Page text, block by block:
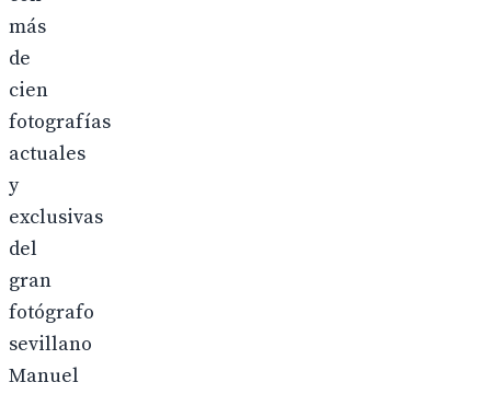
más
de
cien
fotografías
actuales
y
exclusivas
del
gran
fotógrafo
sevillano
Manuel